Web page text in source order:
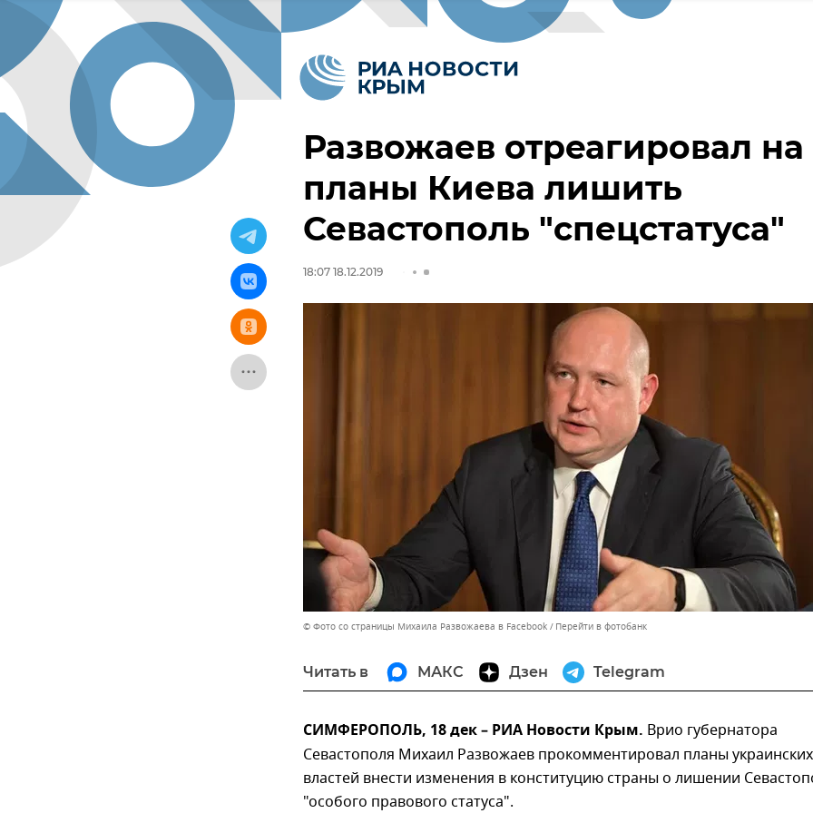
Развожаев отреагировал на
планы Киева лишить
Севастополь "спецстатуса"
18:07 18.12.2019
© Фото со страницы Михаила Развожаева в Facebook Перейти в фотобанк
Читать в МАКС Дзен Telegram
СИМФЕРОПОЛЬ, 18 дек – РИА Новости Крым. Врио губернатора
Севастополя Михаил Развожаев прокомментировал планы украинских
властей внести изменения в конституцию страны о лишении
"особого правового статуса".